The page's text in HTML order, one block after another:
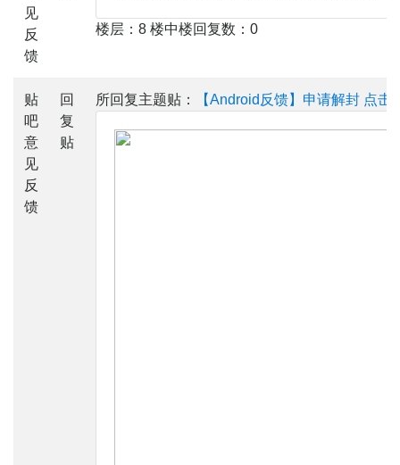
见
反
馈
楼层：8 楼中楼回复数：0
贴
吧
意
见
反
馈
回
复
贴
所回复主题贴： 【Android反馈】申请解封 点击